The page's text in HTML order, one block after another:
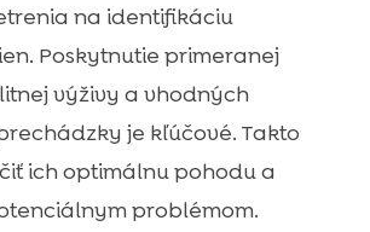
na identifikáciu
Poskytnutie primeranej
výživy a vhodných
je kľúčové. Takto
ich optimálnu pohodu a
problémom.